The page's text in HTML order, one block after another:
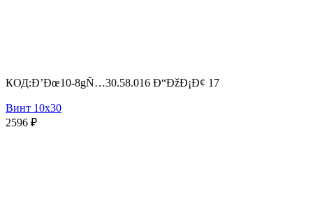
КОД:Ð’Ðœ10-8gÑ…30.58.016 Ð“ÐžÐ¡Ð¢ 17
Винт 10х30
2596 ₽